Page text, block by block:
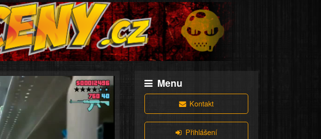
Menu
Kontakt
Přihlášení